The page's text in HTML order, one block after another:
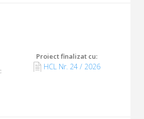
:
Proiect finalizat cu:
HCL Nr. 24/ 2026